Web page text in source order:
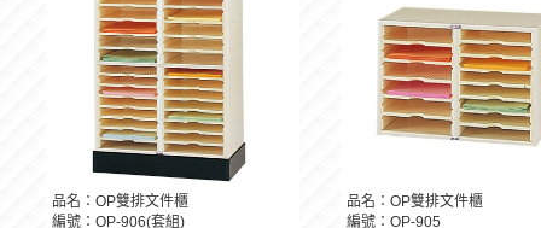
品名：OP雙排文件櫃
編號：OP-906(套組)
品名：OP雙排文件櫃
編號：OP-905